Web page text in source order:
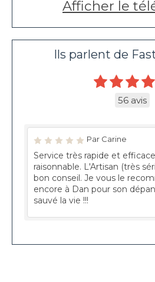
Afficher le
Ils parlent de
56 avis
Par Carine
Service très rapide et
raisonnable. L'Artisan (très
bon conseil. Je vous le
encore à Dan pour son
sauvé la vie !!!